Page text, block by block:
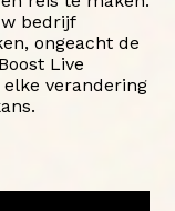
bedrijf
ongeacht de
Live
verandering